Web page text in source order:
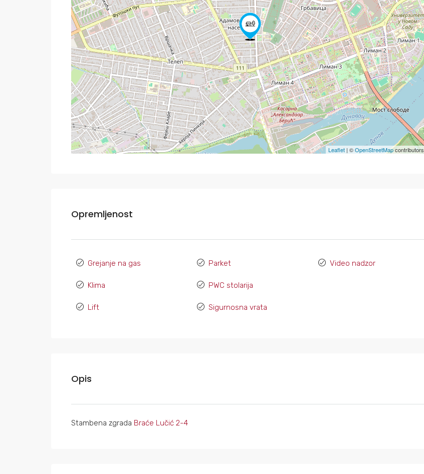
Leaflet | ©OpenStreetMapcontributors
Opremljenost
Grejanje na gas
Klima
Lift
Parket
PWC stolarija
Sigurnosna vrata
Video nadzor
Opis
Stambena zgrada Braće Lučić 2-4